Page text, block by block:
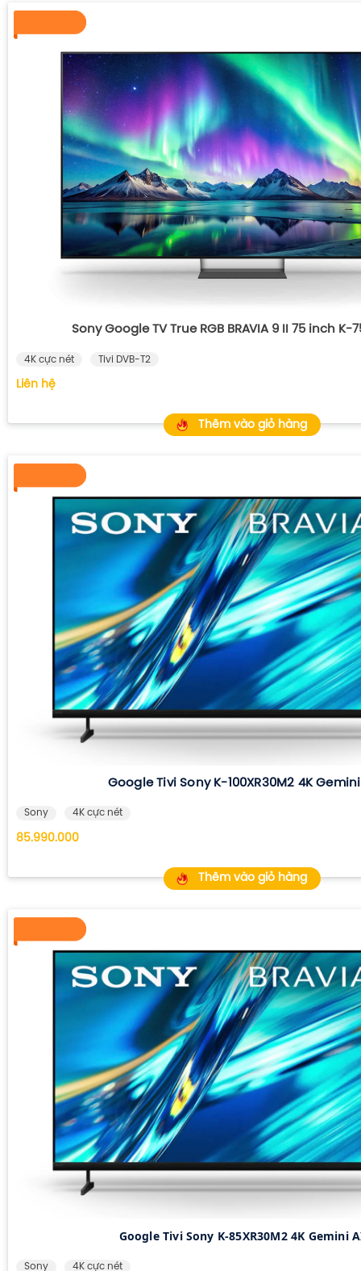
Sony Google TV True RGB BRAVIA 9 II 75 inch K-
4K cực nét Tivi DVB-T2
Liên hệ
Thêm vào giỏ hàng
Google Tivi Sony K-100XR30M2 4K
Sony 4K cực nét
85.990.000
Thêm vào giỏ hàng
Google Tivi Sony K-85XR30M2 4K Gemini
Sony 4K cực nét